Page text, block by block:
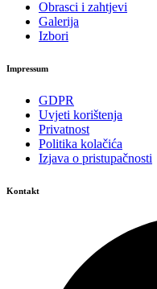
Obrasci i zahtjevi
Galerija
Izbori
Impressum
GDPR
Uvjeti korištenja
Privatnost
Politika kolačića
Izjava o pristupačnosti
Kontakt